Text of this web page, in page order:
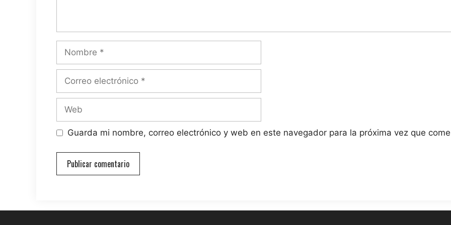
Nombre
Correo
Web
Guarda mi nombre, correo electrónico y web en este navegador para la próxima vez que